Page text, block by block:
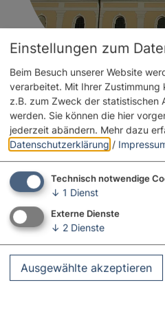
Einstellungen zum
Beim Besuch unserer Website
verarbeitet. Mit Ihrer Zustimmung
z.B. zum Zweck der statistischen
werden. Sie können die hier
jederzeit abändern. Mehr dazu
Datenschutzerklärung /
Technisch notwendige
↓ 1 Dienst
Externe Dienste
↓ 2 Dienste
Ausgewählte akzeptieren